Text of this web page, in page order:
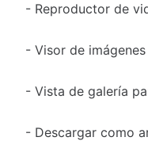
- Reproductor de
- Visor de
- Vista de galería
- Descargar como